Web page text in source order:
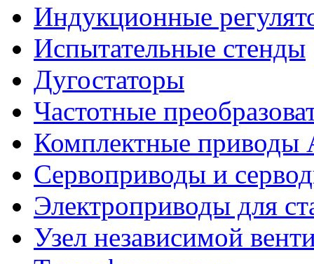
Индукционные
Испытательные стенды
Дугостаторы
Частотные
Комплектные
Сервоприводы и
Электроприводы для
Узел независимой